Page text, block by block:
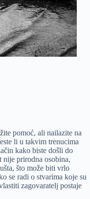
pomoć, ali nailazite na
li u takvim trenucima
kako biste došli do
nije prirodna osobina,
što može biti vrlo
se radi o stvarima koje su
zagovaratelj postaje